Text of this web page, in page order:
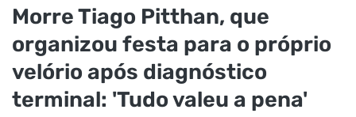
Morre Tiago Pitthan, que
organizou festa para o próprio
velório após diagnóstico
terminal: 'Tudo valeu a pena'